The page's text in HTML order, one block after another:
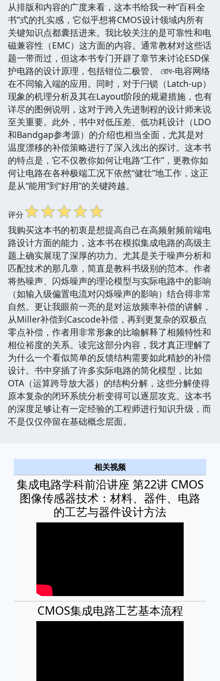
从排版和内容的广度来看，这本书给我一种“百科全
书”式的扎实感，它似乎想将CMOS设计领域内所有
关键知识点都囊括进来。我比较关注的是可靠性和电
磁兼容性（EMC）这方面的内容。通常教材对这些话
题一带而过，但这本书专门开辟了章节来讨论ESD保
护电路的设计原理，包括钳位二极管、 রোধ-电容网络
在不同输入端的应用。同时，对于闩锁（Latch-up）
现象的机理分析及其在Layout阶段的规避措施，也有
详尽的图例说明，这对于跨入先进制程的设计师来说
至关重要。此外，书中对低压差、低功耗设计（LDO
和Bandgap参考源）的介绍也相当全面，尤其是对
温度漂移的补偿策略进行了深入浅出的探讨。这本书
的特点是，它不仅教你如何让电路“工作”，更教你如
何让电路在各种极端工况下依然“健壮”地工作，这正
是从“能用”到“好用”的关键跨越。
评分☆☆☆☆☆
我购买这本书的初衷是想提高自己在高频射频前端电
路设计方面的能力，这本书在模拟集成电路的高级主
题上确实展现了深厚的功力。尤其是关于噪声分析和
匹配技术的那几章，简直是教科书级别的范本。作者
将热噪声、闪烁噪声的理论模型与实际电路中的影响
（如输入级偏置电流对闪烁噪声的影响）结合得非常
自然。更让我眼前一亮的是对运放频率补偿的讲解，
从Miller补偿到Cascode补偿，再到更复杂的双极点
零点补偿，作者用非常形象的比喻解释了相频特性和
相位裕度的关系。读完这部分内容，我才真正理解了
为什么一个看似简单的反馈结构需要如此精妙的补偿
设计。书中穿插了许多实际电路的简化模型，比如
OTA（运算跨导放大器）的结构分解，这些分解使得
原本复杂的闭环系统分析变得可以逐层攻克。这本书
的深度足够让有一定经验的工程师进行知识升级，而
不是仅仅停留在基础概念层面。
相关视频
集成电路学科前沿讲座 第22讲 CMOS
图像传感器技术：材料、器件、电路
的工艺与器件设计方法
CMOS集成电路工艺基本流程